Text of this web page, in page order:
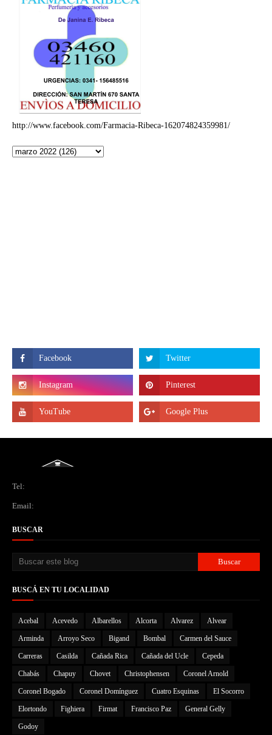
http://www.facebook.com/Farmacia-Ribeca-162074824359981/
Tel:
Email:
BUSCAR
BUSCÁ EN TU LOCALIDAD
Acebal Acevedo Albarellos Alcorta Alvarez Alvear
Arminda Arroyo Seco Bigand Bombal Carmen del Sauce
Carreras Casilda Cañada Rica Cañada del Ucle Cepeda
Chabás Chapuy Chovet Christophensen Coronel Arnold
Coronel Bogado Coronel Domínguez Cuatro Esquinas El Socorro
Elortondo Fighiera Firmat Francisco Paz General Gelly
Godoy